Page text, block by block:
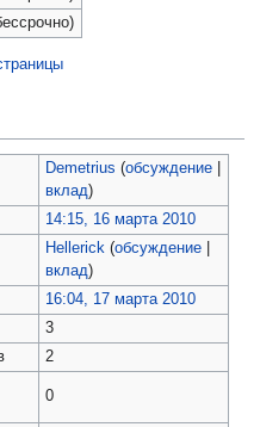
Demetrius (обсуждение
вклад)
14:15, 16 марта 2010
Hellerick (обсуждение
вклад)
16:04, 17 марта 2010
3
2
0